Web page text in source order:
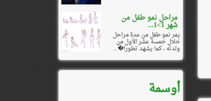
مراحل نمو طفل من
شهر 1>1...
يمر نمو طفل من عدة مراحل
خلال خمسة عشر الأول من
ولدته ، كما يشهد تطورا�...
أوسمة